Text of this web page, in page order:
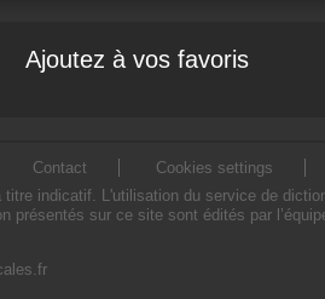
Ajoutez à vos favoris
Contact
Cookies settings
indicatif. L'utilisation du service de
sur ce site sont édités par